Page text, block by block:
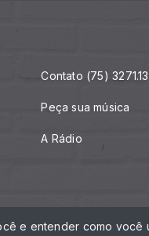
Contato (75)
Peça sua música
A Rádio
e entender como você